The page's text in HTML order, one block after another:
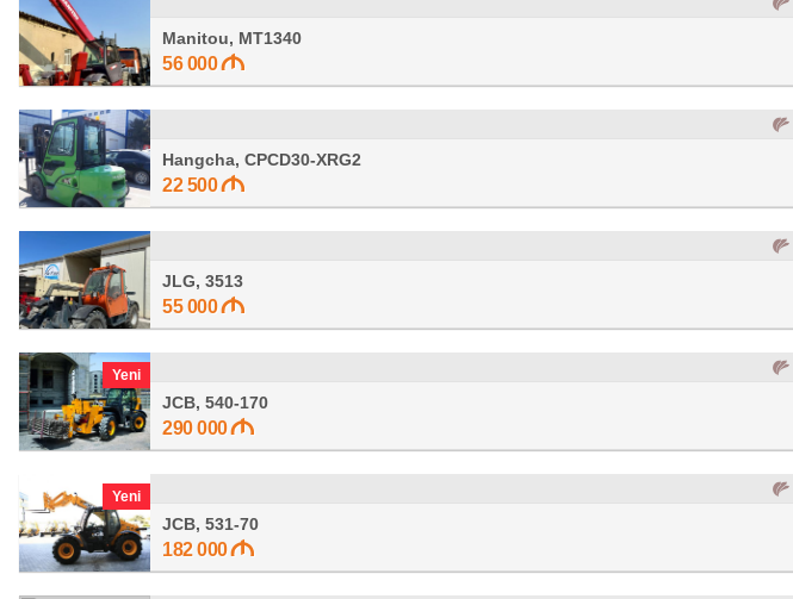
Manitou, MT1340
56 000
Hangcha, CPCD30-XRG2
22 500
JLG, 3513
55 000
Yeni
JCB, 540-170
290 000
Yeni
JCB, 531-70
182 000